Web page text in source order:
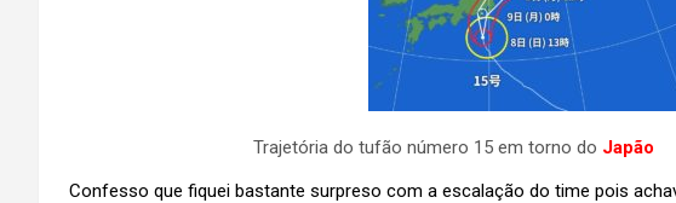
Trajetória do tufão número 15 em torno do Japão
Confesso que fiquei bastante surpreso com a escalação do time pois